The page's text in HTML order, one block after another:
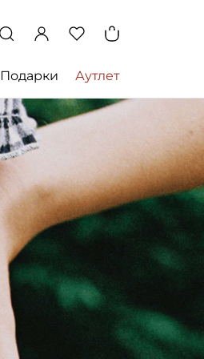
Подарки Аутлет